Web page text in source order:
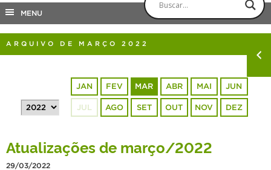
COBALTO
CONCURSOS
EDITAIS
PORTARIAS
MENU
ARQUIVO DE MARÇO 2022
JAN FEV MAR ABR MAI JUN
JUL AGO SET OUT NOV DEZ
Atualizações de março/2022
29/03/2022